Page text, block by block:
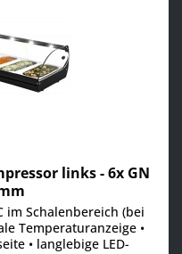
links - 6x GN
im Schalenbereich (bei
Temperaturanzeige •
• langlebige LED-